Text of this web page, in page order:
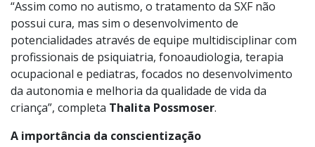
diagnóstico precoce, orientação e mapeamento dos
sintomas, demonstrando como a conscientização pode
transformar jornadas familiares.
“Assim como no autismo, o tratamento da SXF não
possui cura, mas sim o desenvolvimento de
potencialidades através de equipe multidisciplinar com
ocupacional e pediatras, focados no desenvolvimento